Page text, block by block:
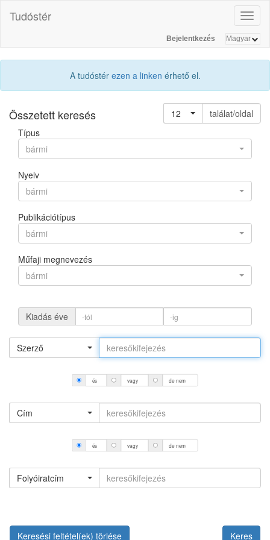
Tudóstér
Bejelentkezés
A tudóstér ezen a linken érhető el.
Összetett keresés 12
találat/oldal
Típus
bármi
Nyelv
bármi
Publikációtípus
bármi
Műfaji megnevezés
bármi
Kiadás éve
Szerző
és vagy de nem
Cím
és vagy de nem
Folyóiratcím
Keresési feltétel(ek) törlése